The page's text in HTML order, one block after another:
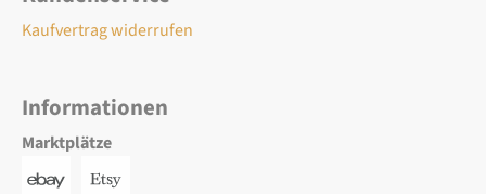
Kaufvertrag widerrufen
Informationen
Marktplätze